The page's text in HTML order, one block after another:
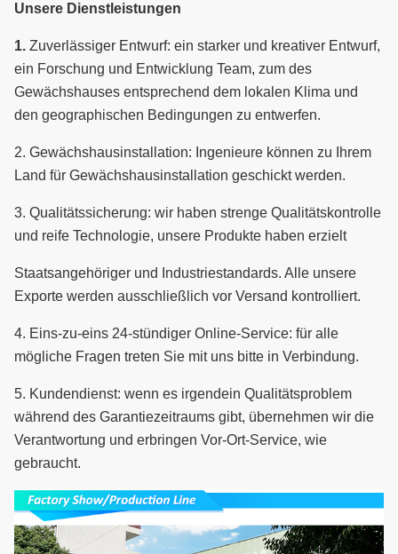
Unsere Dienstleistungen
1. Zuverlässiger Entwurf: ein starker und kreativer Entwurf,
ein Forschung und Entwicklung Team, zum des
Gewächshauses entsprechend dem lokalen Klima und
den geographischen Bedingungen zu entwerfen.
2. Gewächshausinstallation: Ingenieure können zu Ihrem
Land für Gewächshausinstallation geschickt werden.
3. Qualitätssicherung: wir haben strenge Qualitätskontrolle
und reife Technologie, unsere Produkte haben erzielt
Staatsangehöriger und Industriestandards. Alle unsere
Exporte werden ausschließlich vor Versand kontrolliert.
4. Eins-zu-eins 24-stündiger Online-Service: für alle
mögliche Fragen treten Sie mit uns bitte in Verbindung.
5. Kundendienst: wenn es irgendein Qualitätsproblem
während des Garantiezeitraums gibt, übernehmen wir die
Verantwortung und erbringen Vor-Ort-Service, wie
gebraucht.